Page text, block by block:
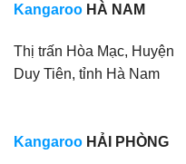
Kangaroo HÀ NAM
Thị trấn Hòa Mạc, Huyện
Duy Tiên, tỉnh Hà Nam
Kangaroo HẢI PHÒNG